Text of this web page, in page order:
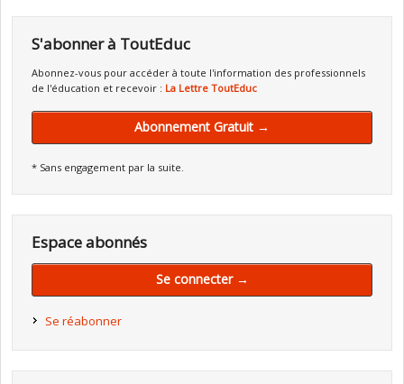
S'abonner à ToutEduc
Abonnez-vous pour accéder à toute l'information des professionnels
de l'éducation et recevoir : La Lettre ToutEduc
Abonnement Gratuit →
* Sans engagement par la suite.
Espace abonnés
Se connecter →
Se réabonner